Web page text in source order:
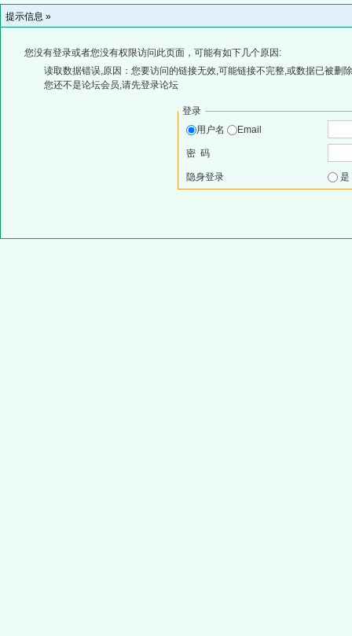
提示信息 »
您没有登录或者您没有权限访问此页面，可能有如下几个原因:
读取数据错误,原因：您要访问的链接无效,可能链接不完整,或数据已被删
您还不是论坛会员,请先登录论坛
登录
用户名
Email
密 码
隐身登录